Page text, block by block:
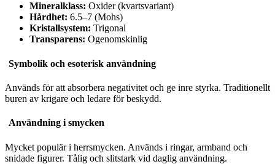
Mineralklass: Oxider (kvartsvariant)
Hårdhet: 6.5–7 (Mohs)
Kristallsystem: Trigonal
Transparens: Ogenomskinlig
Symbolik och esoterisk användning
Används för att absorbera negativitet och ge inre styrka. Traditionellt
buren av krigare och ledare för beskydd.
Användning i smycken
Mycket populär i herrsmycken. Används i ringar, armband och
snidade figurer. Tålig och slitstark vid daglig användning.